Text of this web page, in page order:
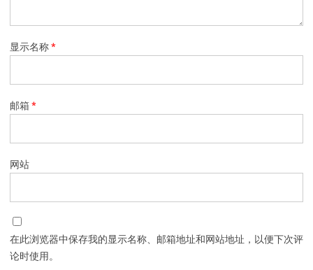
显示名称*
邮箱*
网站
在此浏览器中保存我的显示名称、邮箱地址和网站地址，以便下次评
论时使用。